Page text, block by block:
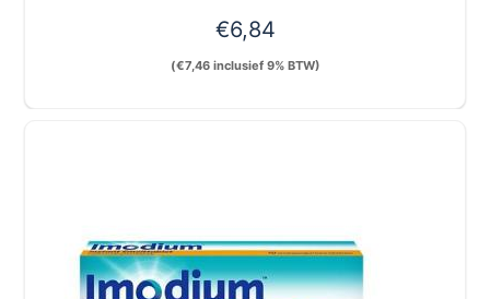
€6,84
(€7,46inclusief 9% BTW)